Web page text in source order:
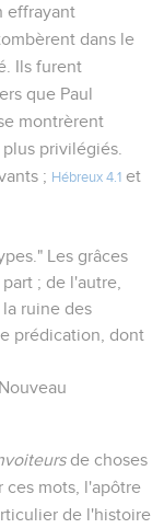
effrayant
dans le
Ils furent
que Paul
montrèrent
privilégiés.
; Hébreux 4.1 et
Les grâces
; de l'autre,
ruine des
prédication, dont
de choses
ces mots, l'apôtre
de l'histoire